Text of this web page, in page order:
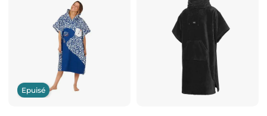
Epuisé